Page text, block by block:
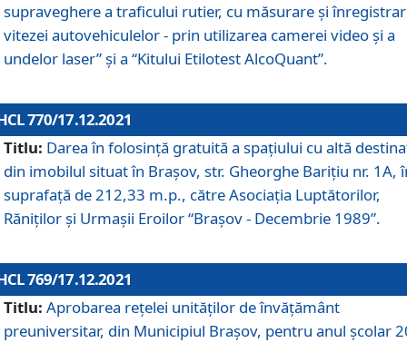
supraveghere a traficului rutier, cu măsurare și
vitezei autovehiculelor - prin utilizarea camerei video și a
undelor laser” și a “Kitului Etilotest AlcoQuant”.
770/17.12.2021
Titlu: Darea în folosinţă gratuită a spaţiului cu altă
din imobilul situat în Braşov, str. Gheorghe Bariţiu nr. 1A,
suprafaţă de 212,33 m.p., către Asociaţia Luptătorilor,
Răniţilor şi Urmaşii Eroilor “Braşov - Decembrie 1989”.
769/17.12.2021
Titlu: Aprobarea reţelei unităţilor de învăţământ
preuniversitar, din Municipiul Braşov, pentru anul şcolar